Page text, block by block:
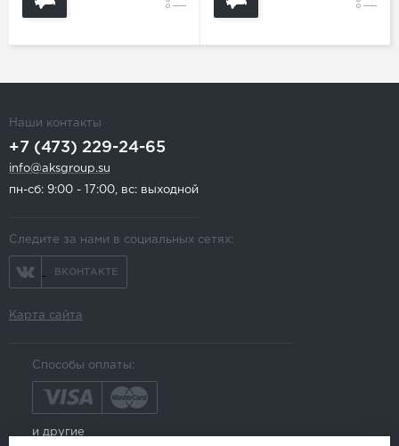
Наши контакты
+7 (473) 229-24-65
info@aksgroup.su
пн-сб: 9:00 - 17:00, вс: выходной
Следите за нами в социальных сетях:
ВКОНТАКТЕ
Карта сайта
Способы оплаты:
и другие